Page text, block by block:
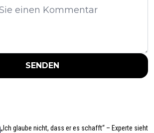
SENDEN
„Ich glaube nicht, dass er es schafft“ – Experte sieht